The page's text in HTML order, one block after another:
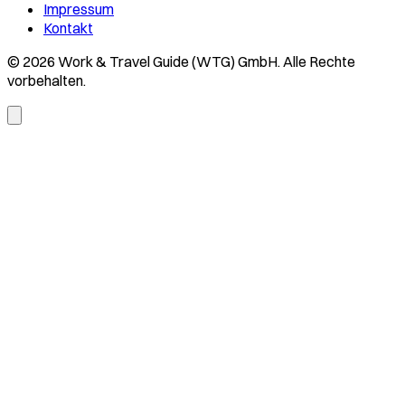
Impressum
Kontakt
© 2026 Work & Travel Guide (WTG) GmbH. Alle Rechte
vorbehalten.